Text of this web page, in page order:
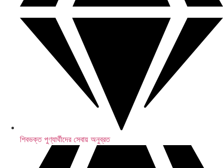
নারী সংরক্ষণ ও সীমানানির্ধারণ বিল নিয়ে জল্পনা উড়ালেন রিজিজু
শিবভক্ত পুণ্যার্থীদের সেবায় অনুব্রত